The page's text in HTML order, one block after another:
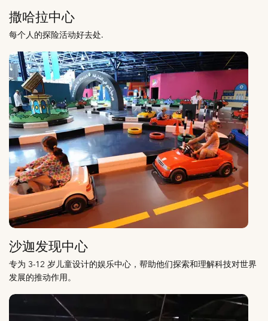
撒哈拉中心
每个人的探险活动好去处.
沙迦发现中心
专为 3-12 岁儿童设计的娱乐中心，帮助他们探索和理解科技对世界
发展的推动作用。